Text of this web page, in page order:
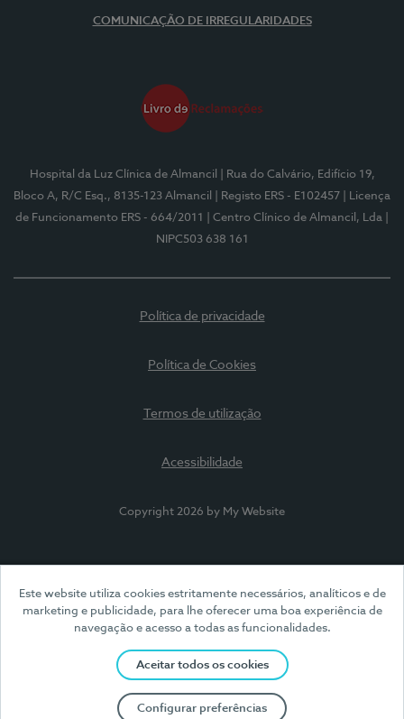
Este website utiliza cookies estritamente necessários, analíticos e de
marketing e publicidade, para lhe oferecer uma boa experiência de
navegação e acesso a todas as funcionalidades.
Aceitar todos os cookies
Configurar preferências
COMUNICAÇÃO DE IRREGULARIDADES
Hospital da Luz Clínica de Almancil
| Rua do Calvário, Edifício 19,
Bloco A, R/C Esq., 8135-123 Almancil
| Registo ERS - E102457
| Licença
de Funcionamento ERS - 664/2011
| Centro Clínico de Almancil, Lda
NIPC503 638 161
Política de privacidade
Política de Cookies
Termos de utilização
Acessibilidade
Copyright 2026 by My Website